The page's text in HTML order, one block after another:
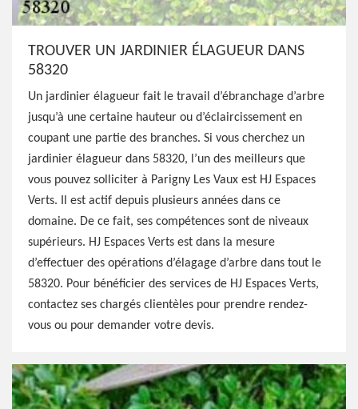
TROUVER UN JARDINIER ÉLAGUEUR DANS
58320
Un jardinier élagueur fait le travail d’ébranchage d’arbre
jusqu’à une certaine hauteur ou d’éclaircissement en
coupant une partie des branches. Si vous cherchez un
jardinier élagueur dans 58320, l’un des meilleurs que
vous pouvez solliciter à Parigny Les Vaux est HJ Espaces
Verts. Il est actif depuis plusieurs années dans ce
domaine. De ce fait, ses compétences sont de niveaux
supérieurs. HJ Espaces Verts est dans la mesure
d’effectuer des opérations d’élagage d’arbre dans tout le
58320. Pour bénéficier des services de HJ Espaces Verts,
contactez ses chargés clientèles pour prendre rendez-
vous ou pour demander votre devis.